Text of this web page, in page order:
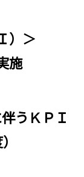
）＞
施
うＫＰＩ